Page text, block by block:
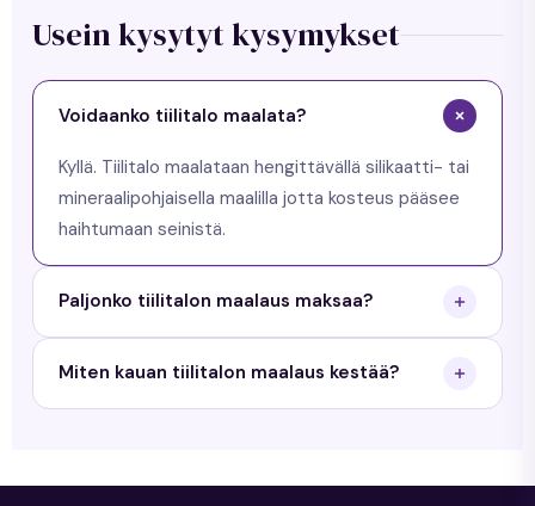
Usein kysytyt kysymykset
Voidaanko tiilitalo maalata?
Kyllä. Tiilitalo maalataan hengittävällä silikaatti- tai
mineraalipohjaisella maalilla jotta kosteus pääsee
haihtumaan seinistä.
Paljonko tiilitalon maalaus maksaa?
tyypillisesti 5 000-15 000 euroa. Pyydä
maksuton tarjous niin saat tarkan hinnan.
Miten kauan tiilitalon maalaus kestää?
maalaustöille.